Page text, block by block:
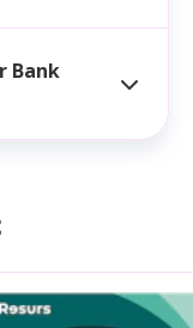
Bank